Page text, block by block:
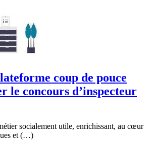
coup de pouce
le concours d’inspecteur
socialement utile, enrichissant, au cœur
et (…)